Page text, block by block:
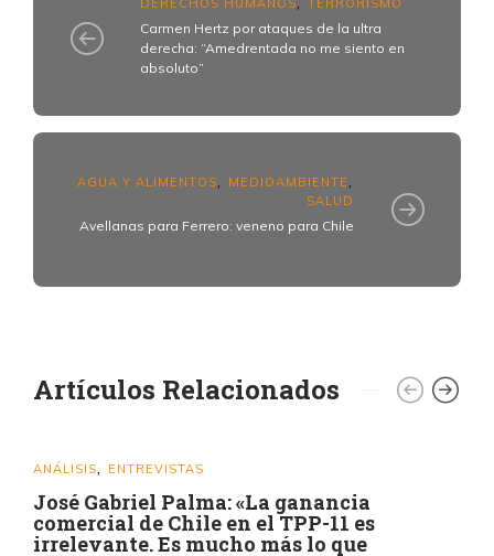
DERECHOS HUMANOS TERRORISMO
Carmen Hertz por ataques de la ultra
derecha: “Amedrentada no me siento en
absoluto”
AGUA Y ALIMENTOS MEDIOAMBIENTE
SALUD
Avellanas para Ferrero: veneno para Chile
Artículos Relacionados
ANÁLISIS ENTREVISTAS
José Gabriel Palma: «La ganancia
comercial de Chile en el TPP-11 es
irrelevante. Es mucho más lo que